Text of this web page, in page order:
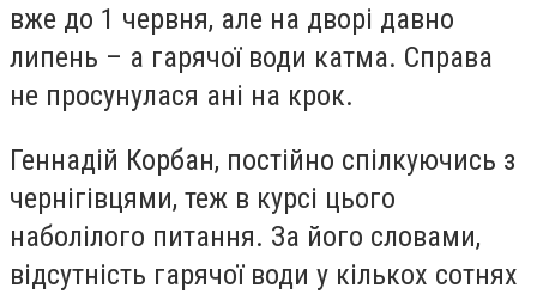
вже до 1 червня, але на дворі давно
липень – а гарячої води катма. Справа
не просунулася ані на крок.
Геннадій Корбан, постійно спілкуючись з
чернігівцями, теж в курсі цього
наболілого питання. За його словами,
відсутність гарячої води у кількох сотнях